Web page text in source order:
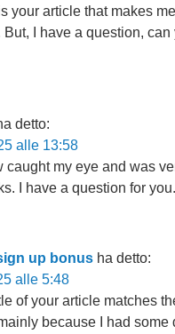
your article that makes
But, I have a question, can
detto:
alle 13:58
caught my eye and was
I have a question for you.
up bonus ha detto:
alle 5:48
of your article matches
because I had some